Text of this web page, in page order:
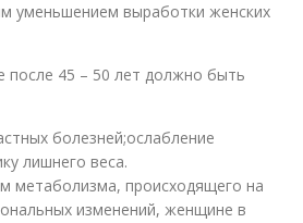
уменьшением выработки женских
после 45 – 50 лет должно быть
болезней;ослабление
лишнего веса.
метаболизма, происходящего на
изменений, женщине в